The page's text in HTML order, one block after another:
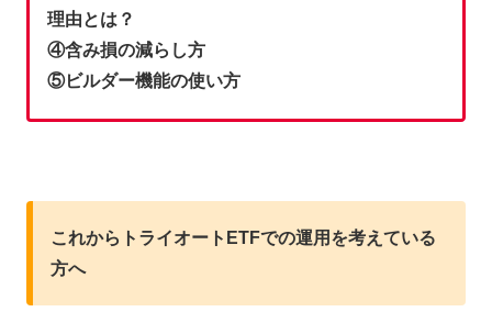
理由とは？
④含み損の減らし方
⑤ビルダー機能の使い方
これからトライオートETFでの運用を考えている
方へ